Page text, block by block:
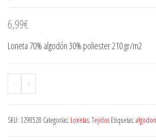
6,99€
Loneta 70% algodón 30% poliester 210 gr/m2
- +
SKU: 1298528 Categorías: Lonetas, Tejidos Etiquetas: algodon